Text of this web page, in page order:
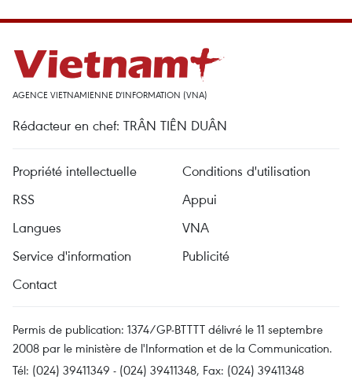
AGENCE VIETNAMIENNE D'INFORMATION (VNA)
Rédacteur en chef: TRÂN TIÊN DUÂN
Propriété intellectuelle
Conditions d'utilisation
RSS
Appui
Langues
VNA
Service d'information
Publicité
Contact
Permis de publication: 1374/GP-BTTTT délivré le 11 septembre
2008 par le ministère de l'Information et de la Communication.
Tél: (024) 39411349 - (024) 39411348, Fax: (024) 39411348